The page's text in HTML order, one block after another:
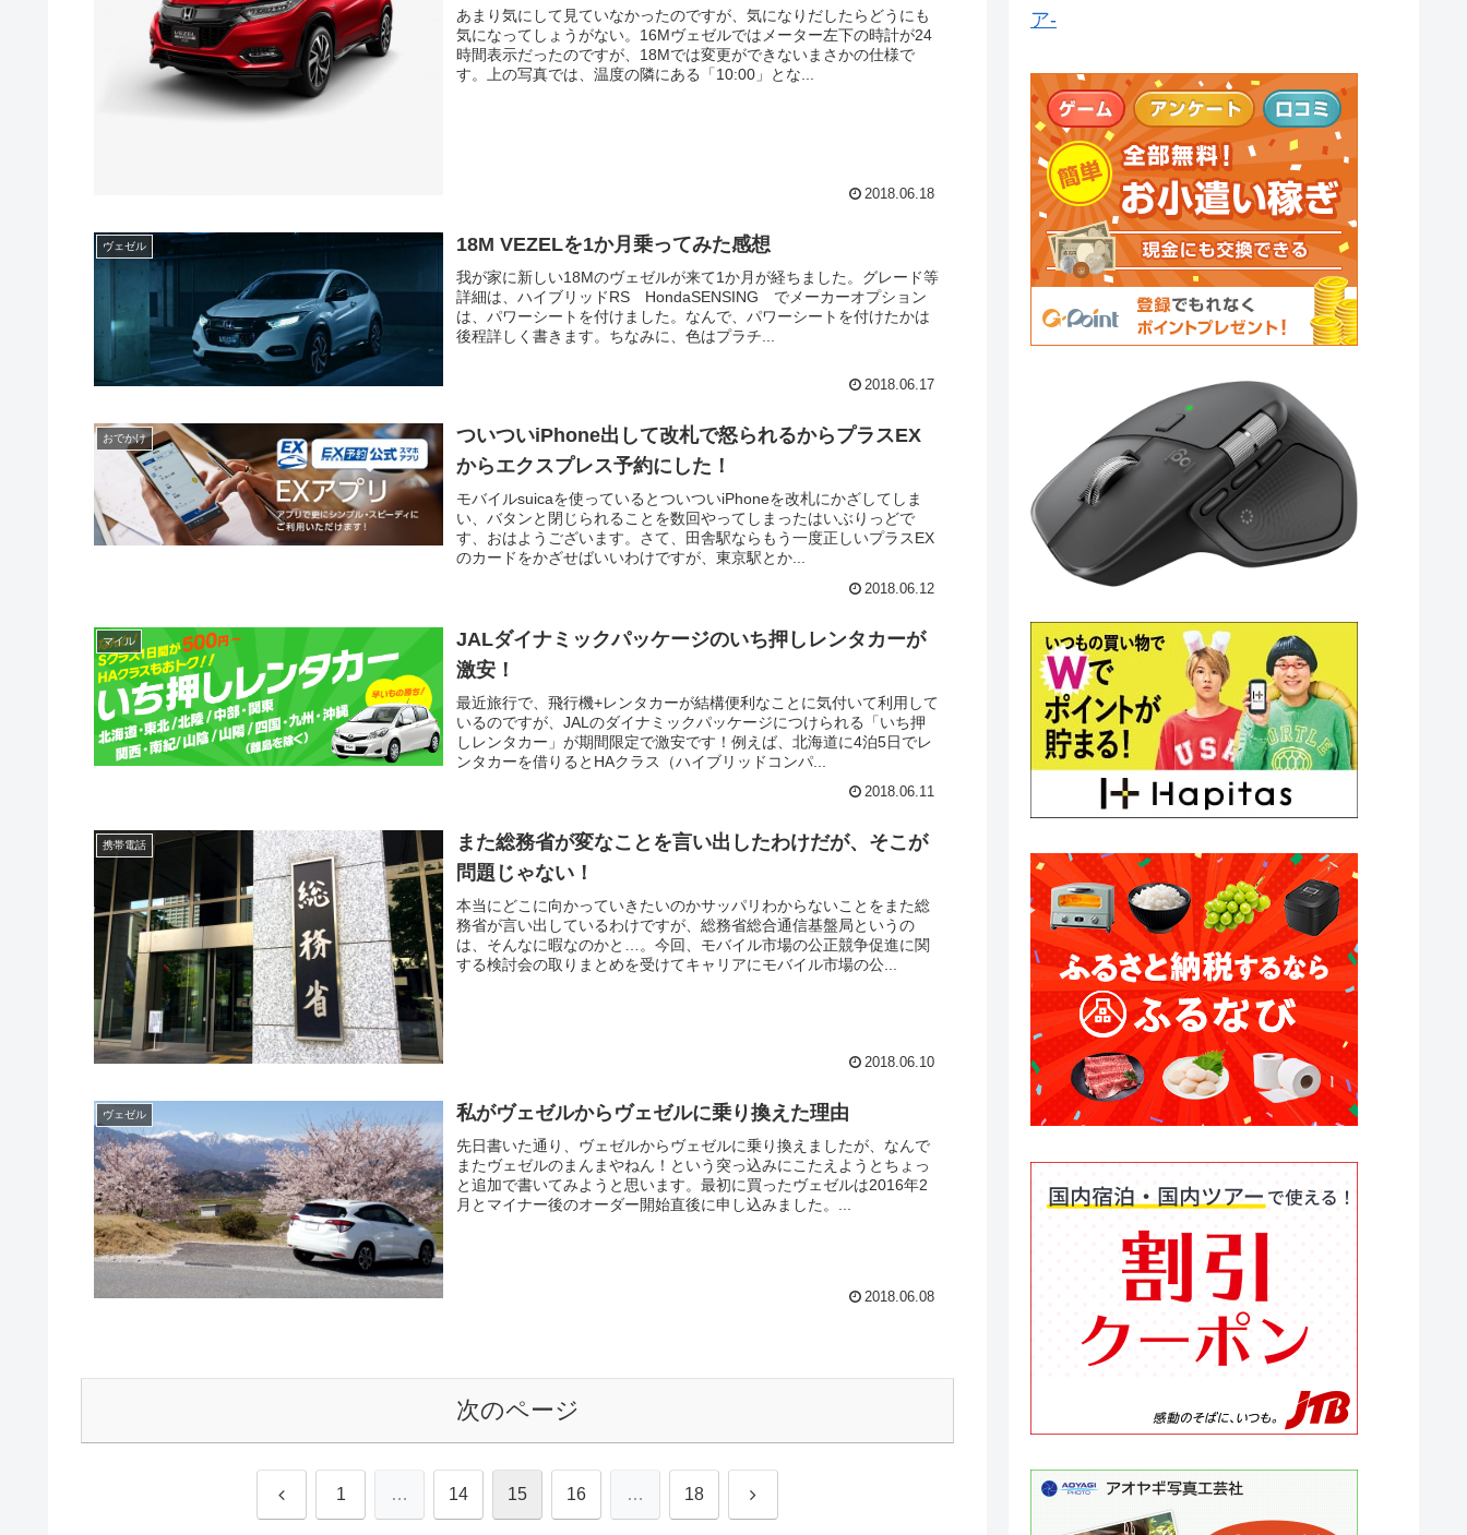
あまり気にして見ていなかったのですが、気になりだしたらどうにも
気になってしょうがない。16Mヴェゼルではメーター左下の時計が24
時間表示だったのですが、18Mでは変更ができないまさかの仕様で
す。上の写真では、温度の隣にある「10:00」とな...
2018.06.18
ヴェゼル 18M VEZELを1か月乗ってみた感想
我が家に新しい18Mのヴェゼルが来て1か月が経ちました。グレード等
詳細は、ハイブリッドRS HondaSENSING でメーカーオプション
は、パワーシートを付けました。なんで、パワーシートを付けたかは
後程詳しく書きます。ちなみに、色はプラチ...
2018.06.17
おでかけ
ついついiPhone出して改札で怒られるからプラスEX
からエクスプレス予約にした！
モバイルsuicaを使っているとついついiPhoneを改札にかざしてしま
い、バタンと閉じられることを数回やってしまったはいぶりっどで
す、おはようございます。さて、田舎駅ならもう一度正しいプラスEX
のカードをかざせばいいわけですが、東京駅とか...
2018.06.12
マイル
JALダイナミックパッケージのいち押しレンタカーが
激安！
最近旅行で、飛行機+レンタカーが結構便利なことに気付いて利用して
いるのですが、JALのダイナミックパッケージにつけられる「いち押
しレンタカー」が期間限定で激安です！例えば、北海道に4泊5日でレ
ンタカーを借りるとHAクラス（ハイブリッドコンパ...
2018.06.11
携帯電話
また総務省が変なことを言い出したわけだが、そこが
問題じゃない！
本当にどこに向かっていきたいのかサッパリわからないことをまた総
務省が言い出しているわけですが、総務省総合通信基盤局というの
は、そんなに暇なのかと…。今回、モバイル市場の公正競争促進に関
する検討会の取りまとめを受けてキャリアにモバイル市場の公...
2018.06.10
ヴェゼル 私がヴェゼルからヴェゼルに乗り換えた理由
先日書いた通り、ヴェゼルからヴェゼルに乗り換えましたが、なんで
またヴェゼルのまんまやねん！という突っ込みにこたえようとちょっ
と追加で書いてみようと思います。最初に買ったヴェゼルは2016年2
月とマイナー後のオーダー開始直後に申し込みました。...
2018.06.08
次のページ
前 1 … 14 15 16 … 18 次